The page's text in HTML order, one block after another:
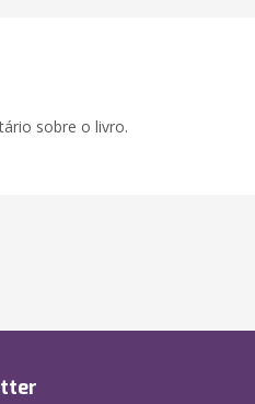
sobre o livro.